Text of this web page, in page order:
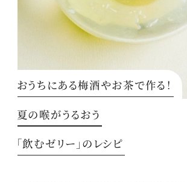
おうちにある梅酒やお茶で作る！
夏の喉がうるおう
「飲むゼリー」のレシピ